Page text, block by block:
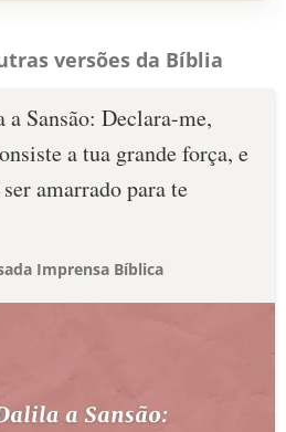
versões da Bíblia
Sansão: Declara-me,
a tua grande força, e
amarrado para te
Imprensa Bíblica